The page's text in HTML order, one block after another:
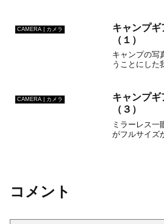
CAMERA | カメラ
キャンプギ
（１）
キャンプの写
うことにした
CAMERA | カメラ
キャンプギ
（３）
ミラーレス一
がフルサイズ
コメント